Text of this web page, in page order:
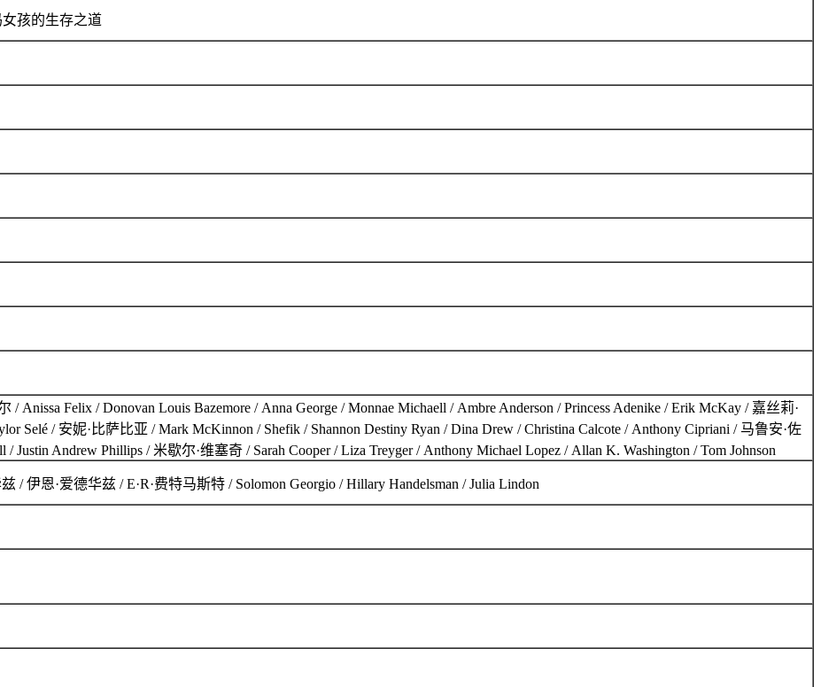
孩的生存之道
Anissa Felix / Donovan Louis Bazemore / Anna George / Monnae Michaell / Ambre Anderson / Princess Adenike / Erik McKay / 嘉丝莉·
Selé / 安妮·比萨比亚 / Mark McKinnon / Shefik / Shannon Destiny Ryan / Dina Drew / Christina Calcote / Anthony Cipriani / 马鲁安·佐
/ Justin Andrew Phillips / 米歇尔·维塞奇 / Sarah Cooper / Liza Treyger / Anthony Michael Lopez / Allan K. Washington / Tom Johnson
/ 伊恩·爱德华兹 / E·R·费特马斯特 / Solomon Georgio / Hillary Handelsman / Julia Lindon